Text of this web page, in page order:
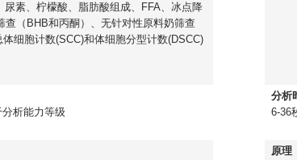
尿素、柠檬酸、脂肪酸组成、FFA、冰点降
查（BHB和丙酮）、无针对性原料奶筛查
体细胞计数(SCC)和体细胞分型计数(DSCC)
析能力等级
分析
6-36
原理